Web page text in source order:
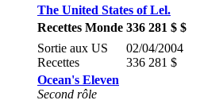
The United States of Lel.
Recettes Monde 336 281 $ $
Sortie aux US
Recettes
02/04/2004
336 281 $
Ocean's Eleven
Second rôle